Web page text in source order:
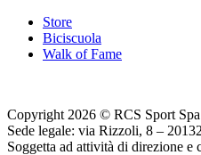
Store
Biciscuola
Walk of Fame
Copyright 2026 © RCS Sport
Sede legale: via Rizzoli, 8 –
Soggetta ad attività di direzione e